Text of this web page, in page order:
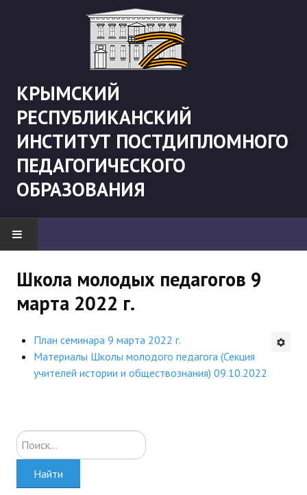
КРЫМСКИЙ
РЕСПУБЛИКАНСКИЙ
ИНСТИТУТ ПОСТДИПЛОМНОГО
ПЕДАГОГИЧЕСКОГО
ОБРАЗОВАНИЯ
"Боевая" русистика
АНОНСЫ
В ПОМОЩЬ УЧИТЕЛЮ
Организация УВП
Школа молодых педагогов 9
марта 2022 г.
План семинара 9 марта 2022 г.
Материалы Школы молодого педагога (Секция
учителей истории и обществознания) 09.10.2022
Искать...
Найти